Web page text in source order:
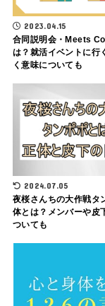
2023.04.15
合同説明会・Meets
は？就活イベントに行
く意味についても
2024.07.05
夜桜さんちの大作戦タ
体とは？メンバーや皮
ついても